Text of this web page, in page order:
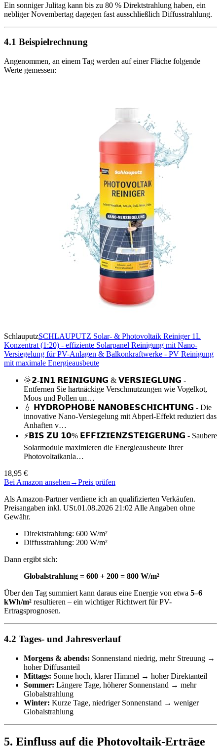
Ein sonniger Julitag kann bis zu 80 % Direktstrahlung haben, ein
nebliger Novembertag dagegen fast ausschließlich Diffusstrahlung.
4.1 Beispielrechnung
Angenommen, an einem Tag werden auf einer Fläche folgende
Werte gemessen:
SchlauputzSCHLAUPUTZ Solar- & Photovoltaik Reiniger 1L
Konzentrat (1:20) - effiziente Solarpanel Reinigung mit Nano-
Versiegelung für PV-Anlagen & Balkonkraftwerke - PV Reinigung
mit maximale Energieausbeute
🌞𝟮-𝗜𝗡𝟭 𝗥𝗘𝗜𝗡𝗜𝗚𝗨𝗡𝗚 & 𝗩𝗘𝗥𝗦𝗜𝗘𝗚𝗟𝗨𝗡𝗚 -
Entfernen Sie hartnäckige Verschmutzungen wie Vogelkot,
Moos und Pollen un…
💧 𝗛𝗬𝗗𝗥𝗢𝗣𝗛𝗢𝗕𝗘 𝗡𝗔𝗡𝗢𝗕𝗘𝗦𝗖𝗛𝗜𝗖𝗛𝗧𝗨𝗡𝗚 - Die
innovative Nano-Versiegelung mit Abperl-Effekt reduziert das
Anhaften v…
⚡𝗕𝗜𝗦 𝗭𝗨 𝟭𝟬% 𝗘𝗙𝗙𝗜𝗭𝗜𝗘𝗡𝗭𝗦𝗧𝗘𝗜𝗚𝗘𝗥𝗨𝗡𝗚 - Saubere
Solarmodule maximieren die Energieausbeute Ihrer
Photovoltaikanla…
18,95 €
Bei Amazon ansehen →Preis prüfen
Als Amazon-Partner verdiene ich an qualifizierten Verkäufen.
Preisangaben inkl. USt.01.08.2026 21:02 Alle Angaben ohne
Gewähr.
Direktstrahlung: 600 W/m²
Diffusstrahlung: 200 W/m²
Dann ergibt sich:
Globalstrahlung = 600 + 200 = 800 W/m²
Über den Tag summiert kann daraus eine Energie von etwa 5–6
kWh/m² resultieren – ein wichtiger Richtwert für PV-
Ertragsprognosen.
4.2 Tages- und Jahresverlauf
Morgens & abends: Sonnenstand niedrig, mehr Streuung →
hoher Diffusanteil
Mittags: Sonne hoch, klarer Himmel → hoher Direktanteil
Sommer: Längere Tage, höherer Sonnenstand → mehr
Globalstrahlung
Winter: Kurze Tage, niedriger Sonnenstand → weniger
Globalstrahlung
5. Einfluss auf die Photovoltaik-Erträge